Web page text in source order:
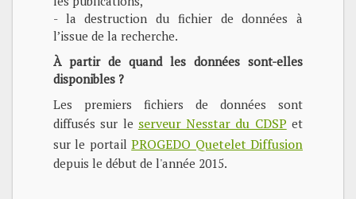
- la destruction du fichier de données à
l’issue de la recherche.
À partir de quand les données sont-elles
disponibles ?
Les premiers fichiers de données sont
diffusés sur le serveur Nesstar du CDSP et
sur le portailPROGEDO Quetelet Diffusion
depuis le début de l'année 2015.